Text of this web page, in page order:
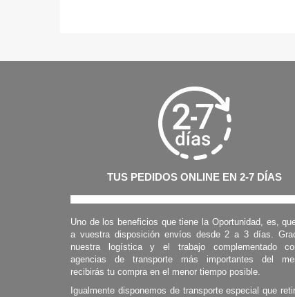
TUS PEDIDOS ONLINE EN 2-7 DÍAS
Uno de los beneficios que tiene la Oportunidad, es,
a vuestra disposición envíos desde 2 a 3 días.
nuestra logística y el trabajo complementado
agencias de transporte más importantes del
recibirás tu compra en el menor tiempo posible.
Igualmente disponemos de transporte especial que